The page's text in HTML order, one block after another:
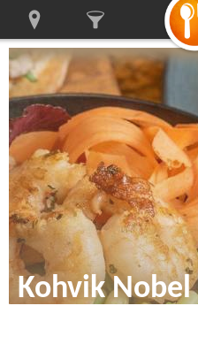
Kohvik Nobel